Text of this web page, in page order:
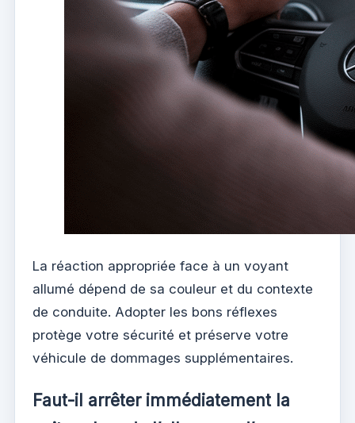
La réaction appropriée face à un voyant
allumé dépend de sa couleur et du contexte
de conduite. Adopter les bons réflexes
protège votre sécurité et préserve votre
véhicule de dommages supplémentaires.
Faut-il arrêter immédiatement la